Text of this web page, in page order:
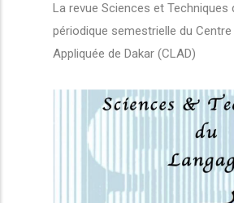
La revue Sciences et Techniques
périodique semestrielle du
Appliquée de Dakar (CLAD)